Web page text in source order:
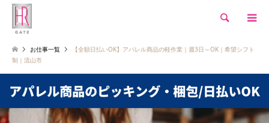
検索
お仕事一覧
【全額日払いOK】アパレル商品の軽作業｜週3日～OK｜希望シフト
制｜流山市